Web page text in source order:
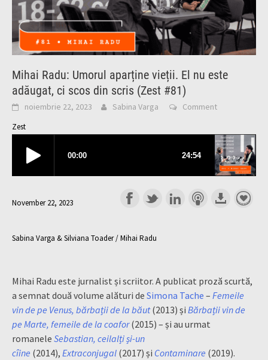
Mihai Radu: Umorul aparține vieții. El nu este
adăugat, ci scos din scris (Zest #81)
noiembrie 22, 2023 Sabina Varga Comment
Zest
November 22, 2023
Sabina Varga & Silviana Toader / Mihai Radu
Mihai Radu este jurnalist și scriitor. A publicat proză scurtă,
a semnat două volume alături de Simona Tache – Femeile
vin de pe Venus, bărbații de la băut(2013) și Bărbații vin de
pe Marte, femeile de la coafor(2015) – și au urmat
romanele Sebastian, ceilalți și-un
cîine (2014), Extraconjugal (2017) și Contaminare (2019).